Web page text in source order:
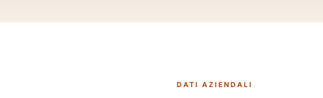
DATI AZIENDALI